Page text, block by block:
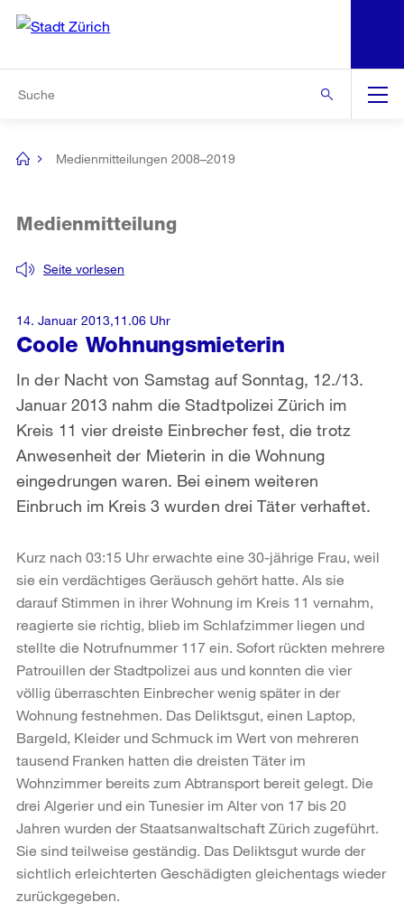
Navigation
[no
Medienmitteilungen 2008–2019
Coole Wohnungsmieterin
Seite vorlesen
Medienmitteilung
In der Nacht von Samstag auf Sonntag, 12./13.
Januar 2013 nahm die Stadtpolizei Zürich im
Kreis 11 vier dreiste Einbrecher fest, die trotz
Anwesenheit der Mieterin in die Wohnung
eingedrungen waren. Bei einem weiteren
Einbruch im Kreis 3 wurden drei Täter verhaftet.
14. Januar 2013,11.06 Uhr
Kurz nach 03:15 Uhr erwachte eine 30-jährige Frau, weil
sie ein verdächtiges Geräusch gehört hatte. Als sie
darauf Stimmen in ihrer Wohnung im Kreis 11 vernahm,
reagierte sie richtig, blieb im Schlafzimmer liegen und
stellte die Notrufnummer 117 ein. Sofort rückten mehrere
Patrouillen der Stadtpolizei aus und konnten die vier
völlig überraschten Einbrecher wenig später in der
Wohnung festnehmen. Das Deliktsgut, einen Laptop,
Bargeld, Kleider und Schmuck im Wert von mehreren
tausend Franken hatten die dreisten Täter im
Wohnzimmer bereits zum Abtransport bereit gelegt. Die
drei Algerier und ein Tunesier im Alter von 17 bis 20
Jahren wurden der Staatsanwaltschaft Zürich zugeführt.
Sie sind teilweise geständig. Das Deliktsgut wurde der
sichtlich erleichterten Geschädigten gleichentags wieder
zurückgegeben.